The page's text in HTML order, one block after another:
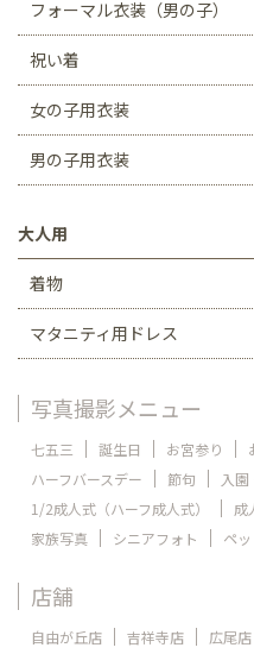
フォーマル衣装（男の子）
祝い着
女の子用衣装
男の子用衣装
大人用
着物
マタニティ用ドレス
写真撮影メニュー
七五三 誕生日 お宮参り
ハーフバースデー
節句
入
1/2成人式（ハーフ成人式）
成
家族写真
シニアフォト ペ
店舗
自由が丘店 吉祥寺店 広尾店